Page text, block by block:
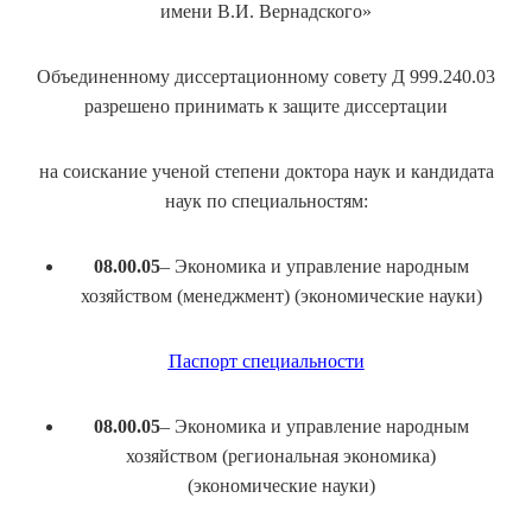
имени В.И. Вернадского»
Объединенному диссертационному совету Д 999.240.03
разрешено принимать к защите диссертации
на соискание ученой степени доктора наук и кандидата
наук по специальностям:
08.00.05– Экономика и управление народным
хозяйством (менеджмент) (экономические науки)
Паспорт специальности
08.00.05– Экономика и управление народным
хозяйством (региональная экономика)
(экономические науки)